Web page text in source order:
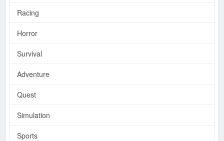
Racing
Horror
Survival
Adventure
Quest
Simulation
Sports